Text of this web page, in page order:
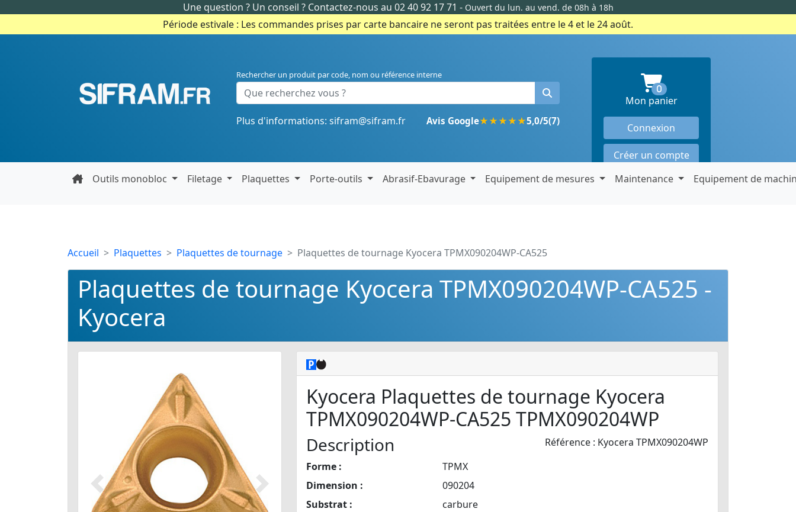
Une question ? Un conseil ?Contactez-nous au 02 40 92 17 71 - Ouvert du lun. au vend. de 08h à 18h
Période estivale : Les commandes prises par carte bancaire ne seront pas traitées entre le 4 et le 24 août.
Rechercher un produit par code, nom ou référence interne
Plus d'informations: sifram@sifram.fr Avis Google★★★★★5,0/5(7)
0produits en panier
Mon panier
Connexion
Créer un compte
Outils monobloc
Filetage Plaquettes Porte-outils Abrasif-Ebavurage Equipement de mesures Maintenance Equipement de
Accueil Plaquettes Plaquettes de tournage Plaquettes de tournage Kyocera TPMX090204WP-CA525
Plaquettes de tournage Kyocera TPMX090204WP-CA525 -
Kyocera
Précédent Suivant
Kyocera Plaquettes de tournage Kyocera
TPMX090204WP-CA525 TPMX090204WP
Référence : Kyocera TPMX090204WP
Description
Forme :
TPMX
Dimension :
090204
Substrat :
carbure